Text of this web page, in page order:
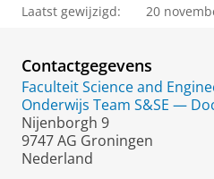
l
Laatst gewijzigd: 20
Contactgegevens
Faculteit Science and
Onderwijs Team S&SE —
Nijenborgh 9
9747 AG Groningen
Nederland